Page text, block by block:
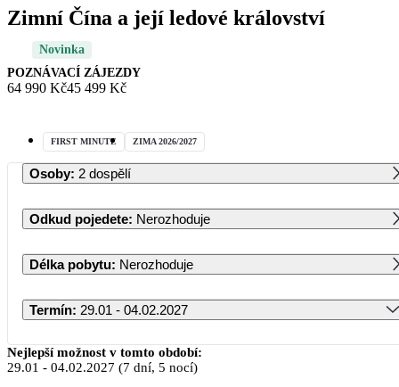
Zimní Čína a její ledové království
Novinka
POZNÁVACÍ ZÁJEZDY
64 990 Kč45 499 Kč
FIRST MINUTE ZIMA 2026/2027
Osoby: 2 dospělí
Odkud pojedete: Nerozhoduje
Délka pobytu: Nerozhoduje
Termín: 29.01 - 04.02.2027
Leden 2027
Nejlepší možnost v tomto období:
29.01 - 04.02.2027 (7 dní, 5 nocí)